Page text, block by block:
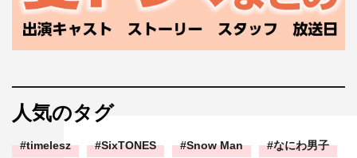
人気のタグ
timelesz SixTONES Snow Man なにわ男子